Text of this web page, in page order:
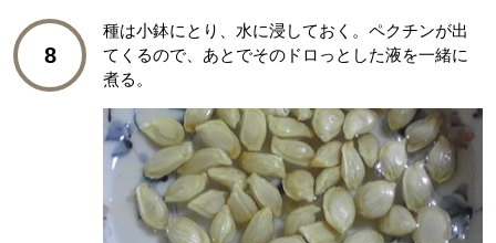
8
種は小鉢にとり、水に浸しておく。ペクチンが出
てくるので、あとでそのドロっとした液を一緒に
煮る。